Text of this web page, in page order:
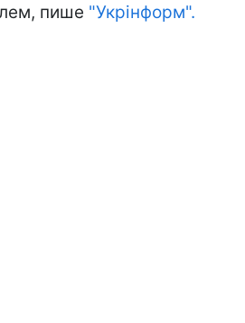
пише "Укрінформ".